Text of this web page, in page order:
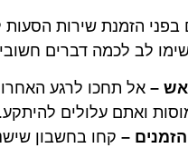
הזמנת שירות הסעות
לב לכמה דברים
– אל תחכו לרגע
ואתם עלולים להיתקע.
– קחו בחשבון